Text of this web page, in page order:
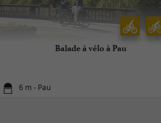
Balade à vélo à Pau
6 m - Pau